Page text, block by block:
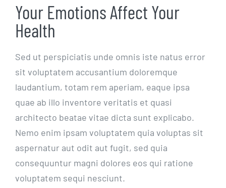
Your Emotions Affect Your
Health
Sed ut perspiciatis unde omnis iste natus error
sit voluptatem accusantium doloremque
laudantium, totam rem aperiam, eaque ipsa
quae ab illo inventore veritatis et quasi
architecto beatae vitae dicta sunt explicabo.
Nemo enim ipsam voluptatem quia voluptas sit
aspernatur aut odit aut fugit, sed quia
consequuntur magni dolores eos qui ratione
voluptatem sequi nesciunt.